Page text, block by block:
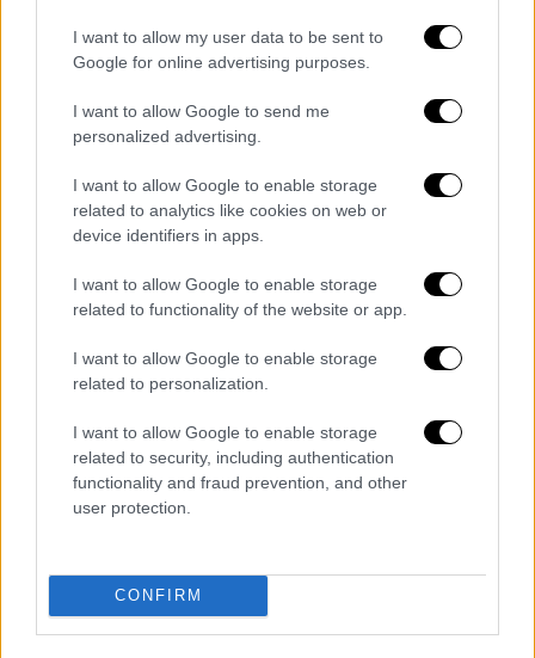
I want to allow my user data to be sent to
Google for online advertising purposes.
I want to allow Google to send me
personalized advertising.
I want to allow Google to enable storage
related to analytics like cookies on web or
device identifiers in apps.
I want to allow Google to enable storage
related to functionality of the website or app.
I want to allow Google to enable storage
related to personalization.
I want to allow Google to enable storage
related to security, including authentication
functionality and fraud prevention, and other
user protection.
CONFIRM
σημαντικά υψηλότερα ποσοστά
συμμετοχής στην τριτοβάθμια εκπαίδευση
Παιδεία|06.12.2022 06:15
φοιτητών με μεγάλες εταιρείες και
ευκαιρίες για εύρεση δουλειάς